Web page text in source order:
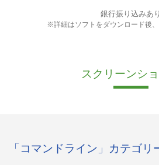
銀行振り込みあり
※詳細はソフトをダウンロード後、
スクリーンシ
「コマンドライン」カテゴ